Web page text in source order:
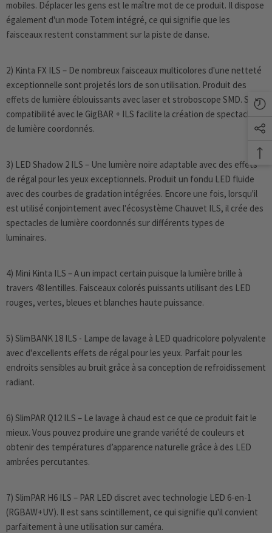
mobiles. Déplacer les gens est le maître mot de ce produit. Il dispose
également d'un mode Totem intégré, ce qui signifie que les
faisceaux restent constamment sur la piste de danse.
2) Kinta FX ILS – De nombreux faisceaux multicolores d'une netteté
exceptionnelle sont projetés lors de son utilisation. Produit des
effets de lumière éblouissants avec laser et stroboscope SMD. Sa
compatibilité avec le GigBAR + ILS facilite la création de spectacles
de lumière coordonnés.
3) LED Shadow 2 ILS – Une lumière noire adaptable avec des effets
de régal pour les yeux exceptionnels. Produit un fondu LED fluide
avec des courbes de gradation intégrées. Encore une fois, lorsqu'il
est utilisé conjointement avec l'écosystème Chauvet ILS, il crée des
spectacles de lumière coordonnés sur différents types de
luminaires.
4) Mini Kinta ILS – A un impact certain puisque la lumière brille à
travers 48 lentilles. Faisceaux colorés puissants utilisant des LED
rouges, vertes, bleues et blanches haute puissance.
5) SlimBANK 18 ILS - Lampe de lavage à LED quadricolore polyvalente
avec d'excellents effets de régal pour les yeux. Parfait pour les
endroits sensibles au bruit grâce à sa conception de refroidissement
radiant.
6) SlimPAR Q12 ILS – Le lavage à chaud est ce que ce produit fait le
mieux. Vous pouvez produire une grande variété de couleurs et
obtenir des températures d’apparence naturelle grâce à des LED
ambrées percutantes.
7) SlimPAR H6 ILS – PAR LED discret avec technologie LED 6-en-1
(RGBAW+UV). Il est sans scintillement, ce qui signifie qu'il convient
parfaitement à une utilisation sur caméra.